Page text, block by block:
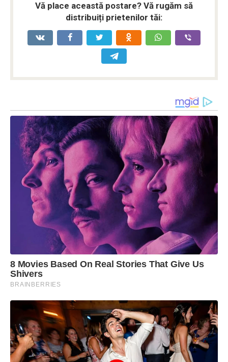
Vă place această postare? Vă rugăm să
distribuiți prietenilor tăi: